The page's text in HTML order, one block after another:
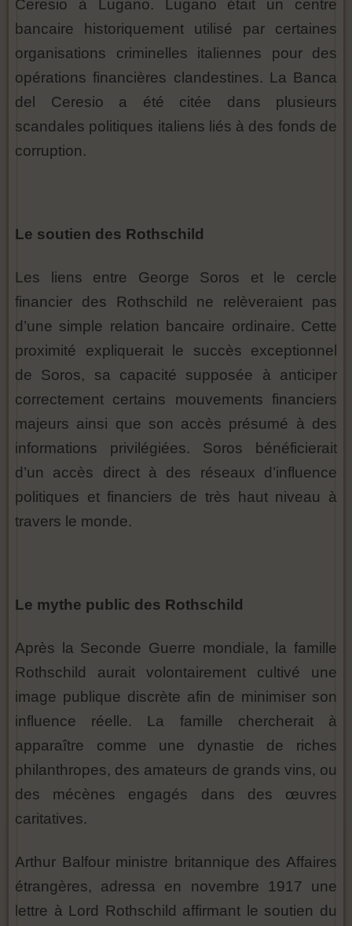
Ceresio à Lugano. Lugano était un centre
bancaire historiquement utilisé par certaines
organisations criminelles italiennes pour des
opérations financières clandestines. La Banca
del Ceresio a été citée dans plusieurs
scandales politiques italiens liés à des fonds de
corruption.
Le soutien des Rothschild
Les liens entre George Soros et le cercle
financier des Rothschild ne relèveraient pas
d’une simple relation bancaire ordinaire. Cette
proximité expliquerait le succès exceptionnel
de Soros, sa capacité supposée à anticiper
correctement certains mouvements financiers
majeurs ainsi que son accès présumé à des
informations privilégiées. Soros bénéficierait
d’un accès direct à des réseaux d’influence
politiques et financiers de très haut niveau à
travers le monde.
Le mythe public des Rothschild
Après la Seconde Guerre mondiale, la famille
Rothschild aurait volontairement cultivé une
image publique discrète afin de minimiser son
influence réelle. La famille chercherait à
apparaître comme une dynastie de riches
philanthropes, des amateurs de grands vins, ou
des mécènes engagés dans des œuvres
caritatives.
Arthur Balfour ministre britannique des Affaires
étrangères, adressa en novembre 1917 une
lettre à Lord Rothschild affirmant le soutien du